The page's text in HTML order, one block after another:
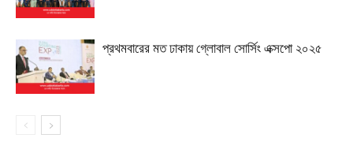
প্রথমবারের মত ঢাকায় গ্লোবাল সোর্সিং এক্সপো ২০২৫